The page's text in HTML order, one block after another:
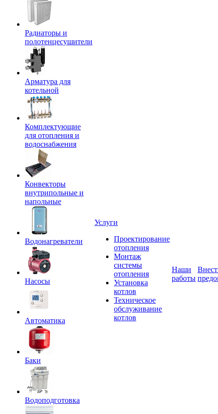
Радиаторы и
полотенцесушители
Арматура для
котельной
Комплектующие
для отопления и
водоснабжения
Конвекторы
внутрипольные и
напольные
Водонагреватели
Насосы
Автоматика
Баки
Водоподготовка
Услуги
Проектирование
отопления
Монтаж
системы
отопления
Установка
котлов
Техническое
обслуживание
котлов
Наши
работы